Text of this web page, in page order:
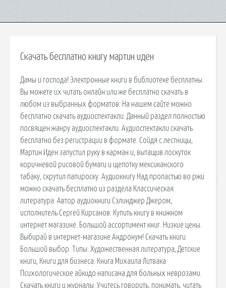
Скачать бесплатно книгу мартин иден
Дамы и господа! Электронные книги в библиотеке бесплатны.
Вы можете их читать онлайн или же бесплатно скачать в
любом из выбранных форматов: На нашем сайте можно
бесплатно скачать аудиоспектакли. Данный раздел полностью
посвящен жанру аудиоспектакли. Аудиоспектакли скачать
бесплатно без регистрации в формате. Сойдя с лестницы,
Мартин Иден запустил руку в карман и, вытащив лоскуток
коричневой рисовой бумаги и щепотку мексиканского
табаку, скрутил папироску. Аудиокнигу Над пропастью во ржи
можно скачать бесплатно из раздела Классическая
литература. Автор аудиокниги Сэлинджер Джером,
исполнитель Сергей Кирсанов. Купить книгу в книжном
интернет магазине. Большой ассортимент книг. Низкие цены.
Выбирай в интернет-магазине Андронум! Скачать книги.
Большой выбор. Типы: Художественная литература, Детские
книги, Книги для бизнеса. Книга Михаила Литвака
Психологическое айкидо написана для больных неврозами.
Скачать книги и журналы. Учитесь говорить, понимать, читать